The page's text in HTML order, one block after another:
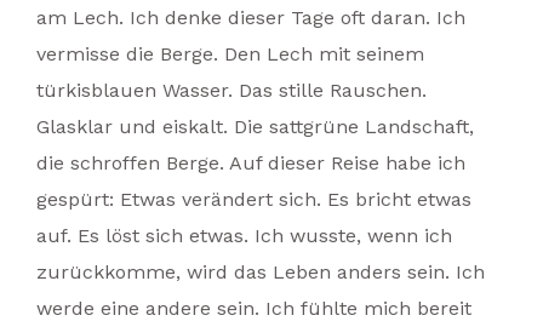
am Lech. Ich denke dieser Tage oft daran. Ich
vermisse die Berge. Den Lech mit seinem
türkisblauen Wasser. Das stille Rauschen.
Glasklar und eiskalt. Die sattgrüne Landschaft,
die schroffen Berge. Auf dieser Reise habe ich
gespürt: Etwas verändert sich. Es bricht etwas
auf. Es löst sich etwas. Ich wusste, wenn ich
zurückkomme, wird das Leben anders sein. Ich
werde eine andere sein. Ich fühlte mich bereit